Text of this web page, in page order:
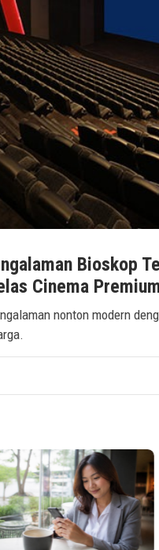
Bioskop
Cinema
nonton modern